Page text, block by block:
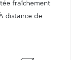
fraîchement
distance de